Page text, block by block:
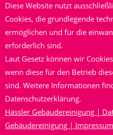
Diese Website nutzt
Cookies, die grundlegende
ermöglichen und für die
erforderlich sind.
Laut Gesetz können wir
wenn diese für den Betrieb
sind. Weitere Informationen
Datenschutzerklärung.
Hässler Gebäudereinigung |
Gebäudereinigung | Impressum